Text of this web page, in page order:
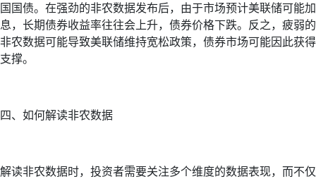
国国债。在强劲的非农数据发布后，由于市场预计美联储可能加
息，长期债券收益率往往会上升，债券价格下跌。反之，疲弱的
非农数据可能导致美联储维持宽松政策，债券市场可能因此获得
支撑。
四、如何解读非农数据
解读非农数据时，投资者需要关注多个维度的数据表现，而不仅